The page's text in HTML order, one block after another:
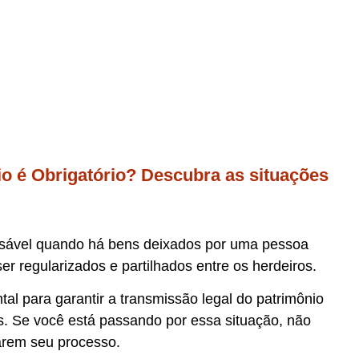
é Obrigatório? Descubra as situações
quando há bens deixados por uma pessoa
regularizados e partilhados entre os herdeiros.
para garantir a transmissão legal do patrimônio
Se você está passando por essa situação, não
seu processo.